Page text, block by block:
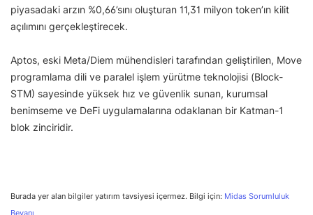
piyasadaki arzın %0,66’sını oluşturan 11,31 milyon token’ın kilit
açılımını gerçekleştirecek.
Aptos, eski Meta/Diem mühendisleri tarafından geliştirilen, Move
programlama dili ve paralel işlem yürütme teknolojisi (Block-
STM) sayesinde yüksek hız ve güvenlik sunan, kurumsal
benimseme ve DeFi uygulamalarına odaklanan bir Katman-1
blok zinciridir.
Burada yer alan bilgiler yatırım tavsiyesi içermez. Bilgi için: Midas Sorumluluk